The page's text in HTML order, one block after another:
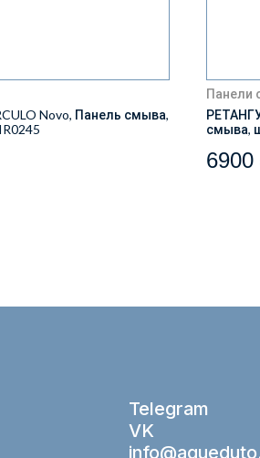
Novo, Панель смыва,
Панели
смыва,
6900
Telegram
VK